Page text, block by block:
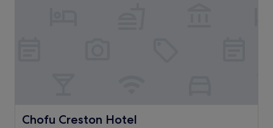
Chofu Creston Hotel
Chofu Creston Hotel